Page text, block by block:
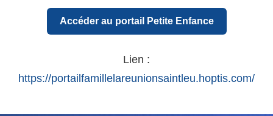
Accéder au portail Petite Enfance
Lien :
https://portailfamillelareunionsaintleu.hoptis.com/